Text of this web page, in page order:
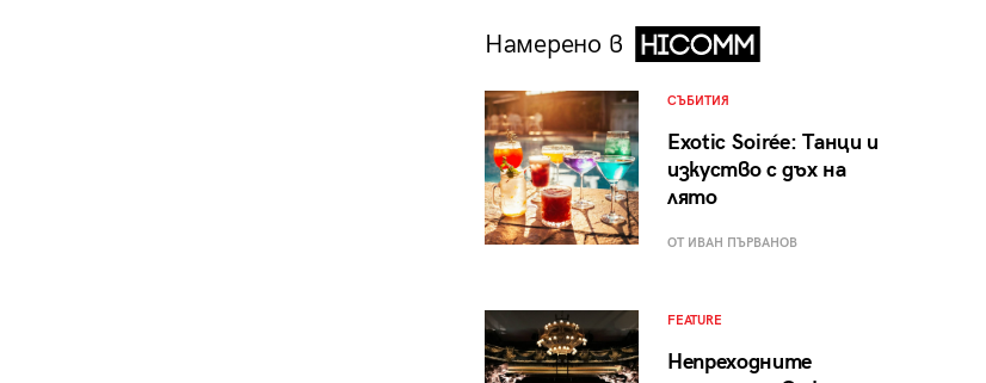
Намерено в
СЪБИТИЯ
Exotic Soirée: Танци и
изкуство с дъх на
лято
ОТ ИВАН ПЪРВАНОВ
FEATURE
Непреходните